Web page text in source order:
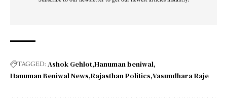
TAGGED:Ashok Gehlot Hanuman beniwal
Hanuman Beniwal News Rajasthan Politics Vasundhara Raje